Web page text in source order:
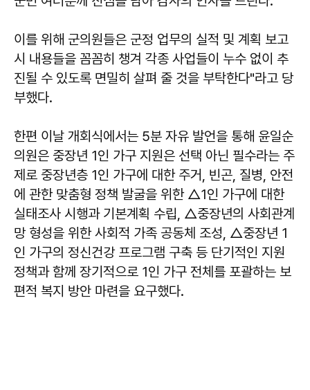
이를 위해 군의원들은 군정 업무의 실적 및 계획 보고
시 내용들을 꼼꼼히 챙겨 각종 사업들이 누수 없이 추
진될 수 있도록 면밀히 살펴 줄 것을 부탁한다"라고 당
부했다.
한편 이날 개회식에서는 5분 자유 발언을 통해 윤일순
의원은 중장년 1인 가구 지원은 선택 아닌 필수라는 주
제로 중장년층 1인 가구에 대한 주거, 빈곤, 질병, 안전
에 관한 맞춤형 정책 발굴을 위한 △1인 가구에 대한
실태조사 시행과 기본계획 수립, △중장년의 사회관계
망 형성을 위한 사회적 가족 공동체 조성, △중장년 1
인 가구의 정신건강 프로그램 구축 등 단기적인 지원
정책과 함께 장기적으로 1인 가구 전체를 포괄하는 보
편적 복지 방안 마련을 요구했다.